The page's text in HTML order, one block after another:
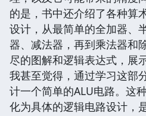
的是，书中还介绍了各种算
设计，从最简单的全加器、
器、减法器，再到乘法器和
尽的图解和逻辑表达式，展
我甚至觉得，通过学习这部
计一个简单的ALU电路。这
化为具体的逻辑电路设计，